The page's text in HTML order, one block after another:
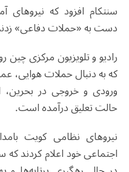
سنتکام افزود که
دست به «حملات دفاعی»
رادیو و تلویزیون مرکزی
که به دنبال حملات هوایی،
ورودی و خروجی در
حالت تعلیق درآمده است.
نیروهای نظامی کویت
اجتماعی خود اعلام کردند